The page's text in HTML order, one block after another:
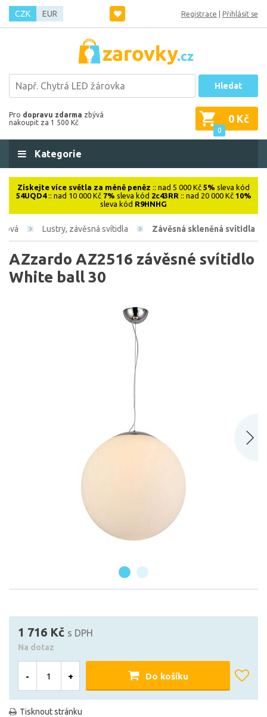
CZK EUR Registrace Přihlásit se
Hledat
Pro dopravu zdarma zbývá
nakoupit za 1 500 Kč
0
0 Kč
Kategorie
Získejte více světla za méně peněz :: nad 5 000 Kč 5% sleva kód
54UQD4:: nad 10 000 Kč 7% sleva kód 2c43RR :: nad 20 000 Kč 10%
sleva kód R9HNHG
Lustry, závěsná svítidla Závěsná skleněná svítidla
AZzardo AZ2516 závěsné svítidlo
White ball 30
1 716 Kč s DPH
Na dotaz
- + Do košíku
Tisknout stránku